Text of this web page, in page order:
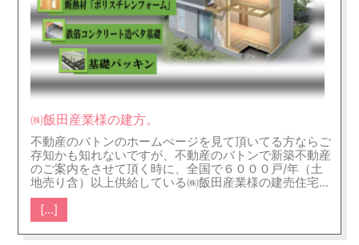
㈱飯田産業様の建方。
不動産のバトンのホームぺージを見て頂いてる方ならご
存知かも知れないですが、不動産のバトンで新築不動産
のご案内をさせて頂く時に、全国で６０００戸/年（土
地売り含）以上供給している㈱飯田産業様の建売住宅を
よくご案内させて頂きます。又、飯田産業様の新築を紹
介させて頂く時は、買主様からは基本的に仲介手数料は
頂いていません。（仲介手数料0円です）どうして、飯
田産業様の新築を紹介する時に基本的に仲介手数料を頂
[…]